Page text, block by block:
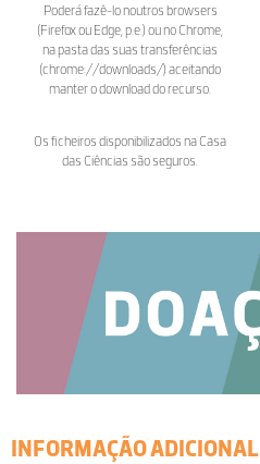
Poderá fazê-lo noutros browsers
(Firefox ou Edge, p.e.) ou no Chrome,
na pasta das suas transferências
(chrome://downloads/) aceitando
manter o download do recurso.
Os ficheiros disponibilizados na Casa
das Ciências são seguros.
INFORMAÇÃO ADICIONAL